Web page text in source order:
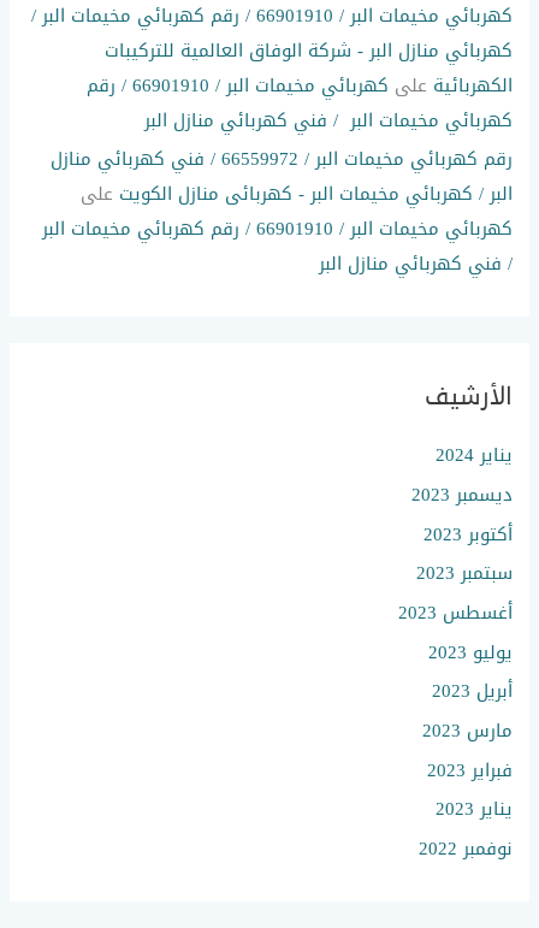
كهربائي مخيمات البر / 66901910 / رقم كهربائي مخيمات البر /
كهربائي منازل البر - شركة الوفاق العالمية للتركيبات
الكهربائية على
كهربائي مخيمات البر / 66901910 / رقم
كهربائي مخيمات البر / فني كهربائي منازل البر
رقم كهربائي مخيمات البر / 66559972 / فني كهربائي منازل
البر / كهربائي مخيمات البر - كهربائى منازل الكويت على
كهربائي مخيمات البر / 66901910 / رقم كهربائي مخيمات البر
/ فني كهربائي منازل البر
الأرشيف
يناير 2024
ديسمبر 2023
أكتوبر 2023
سبتمبر 2023
أغسطس 2023
يوليو 2023
أبريل 2023
مارس 2023
فبراير 2023
يناير 2023
نوفمبر 2022